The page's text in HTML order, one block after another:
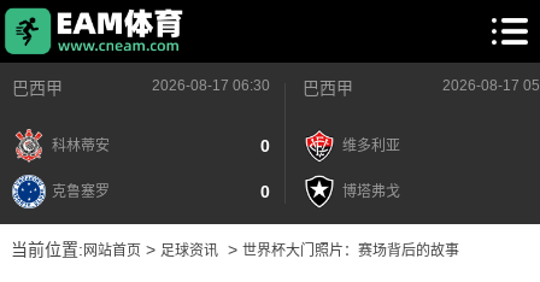
巴西甲 2026-08-17 06:30
科林蒂安 0
克鲁塞罗 0
巴西甲 2026-08-17
维多利亚
博塔弗戈
当前位置: 网站首页> 足球资讯> 世界杯大门照片：赛场背后的故事